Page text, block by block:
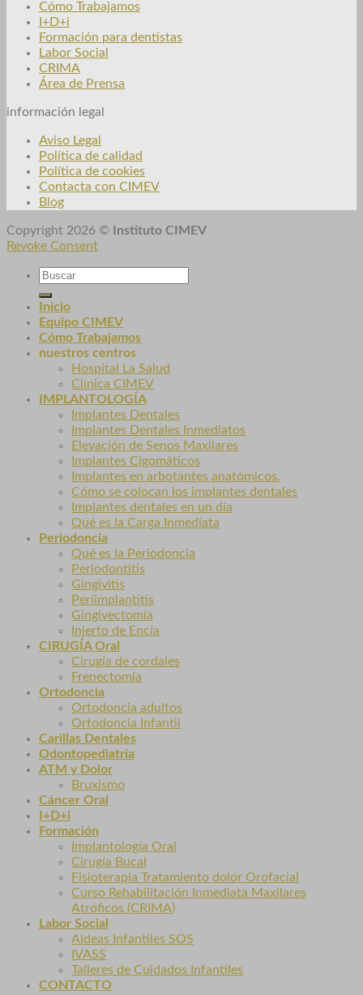
Cómo Trabajamos
I+D+i
Formación para dentistas
Labor Social
CRIMA
Área de Prensa
información legal
Aviso Legal
Política de calidad
Política de cookies
Contacta con CIMEV
Blog
Copyright 2026 ©
Instituto CIMEV
Revoke Consent
Inicio
Equipo CIMEV
Cómo Trabajamos
nuestros centros
Hospital La Salud
Clínica CIMEV
IMPLANTOLOGÍA
Implantes Dentales
Implantes Dentales Inmediatos
Elevación de Senos Maxilares
Implantes Cigomáticos
Implantes en arbotantes anatómicos.
Cómo se colocan los implantes dentales
Implantes dentales en un día
Qué es la Carga Inmediata
Periodoncia
Qué es la Periodoncia
Periodontitis
Gingivitis
Periimplantitis
Gingivectomía
Injerto de Encía
CIRUGÍA Oral
Cirugía de cordales
Frenectomía
Ortodoncia
Ortodoncia adultos
Ortodoncia Infantil
Carillas Dentales
Odontopediatría
ATM y Dolor
Bruxismo
Cáncer Oral
I+D+i
Formación
Implantología Oral
Cirugía Bucal
Fisioterapia Tratamiento dolor Orofacial
Curso Rehabilitación Inmediata Maxilares
Atróficos (CRIMA)
Labor Social
Aldeas Infantiles SOS
IVASS
Talleres de Cuidados Infantiles
CONTACTO